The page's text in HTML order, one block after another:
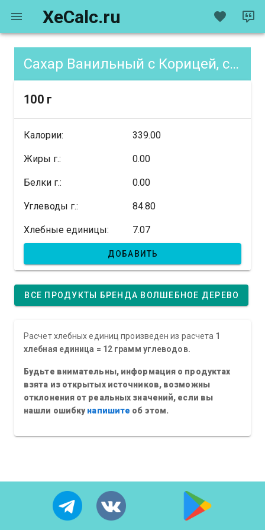
XeCalc.ru
Сахар Ванильный с Корицей, содержание XE
100 г
Калории: 339.00
Жиры г.: 0.00
Белки г.: 0.00
Углеводы г.: 84.80
Хлебные единицы: 7.07
ДОБАВИТЬ
ВСЕ ПРОДУКТЫ БРЕНДА ВОЛШЕБНОЕ ДЕРЕВО
Расчет хлебных единиц произведен из расчета 1
хлебная единица = 12 грамм углеводов.
Будьте внимательны, информация о продуктах
взята из открытых источников, возможны
отклонения от реальных значений, если вы
нашли ошибкунапишите об этом.